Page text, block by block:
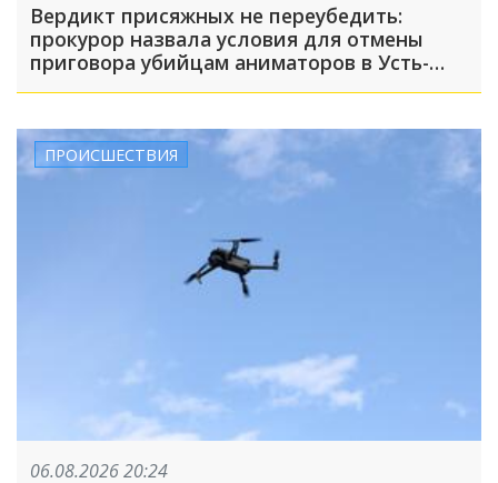
Вердикт присяжных не переубедить:
прокурор назвала условия для отмены
приговора убийцам аниматоров в Усть-
ПРОИСШЕСТВИЯ
06.08.2026 20:24